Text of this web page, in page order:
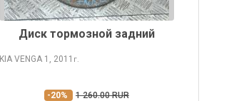
Диск тормозной задний
KIA VENGA 1, 2011 г.
-20% 1 260.00 RUR